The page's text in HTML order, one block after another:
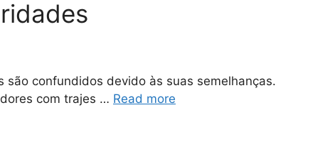
são confundidos devido às suas semelhanças.
com trajes … Read more